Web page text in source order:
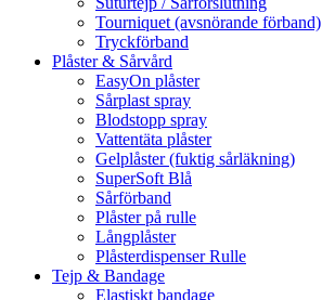
Tourniquet (avsnörande förband)
Tryckförband
Plåster & Sårvård
EasyOn plåster
Sårplast spray
Blodstopp spray
Vattentäta plåster
Gelplåster (fuktig sårläkning)
SuperSoft Blå
Sårförband
Plåster på rulle
Långplåster
Plåsterdispenser Rulle
Tejp & Bandage
Elastiskt bandage